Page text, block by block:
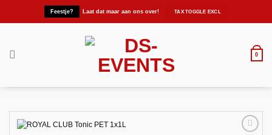
Feestje? Laat dat maar aan ons over!
0